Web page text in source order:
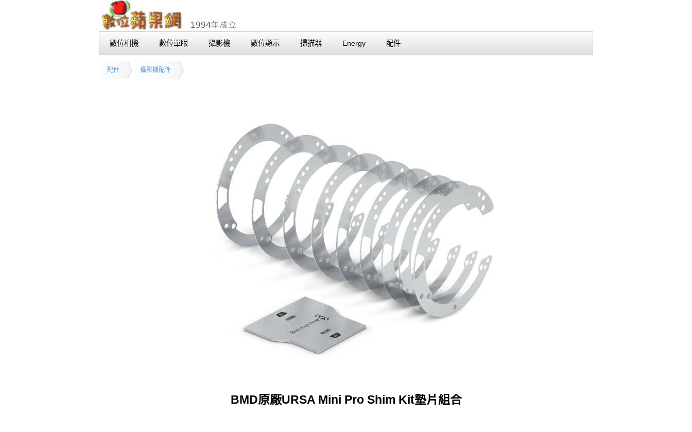
數位相機 數位單眼 攝影機 數位顯示 掃描器 Energy 配件
配件 攝影機配件
BMD原廠URSA Mini Pro Shim Kit墊片組合